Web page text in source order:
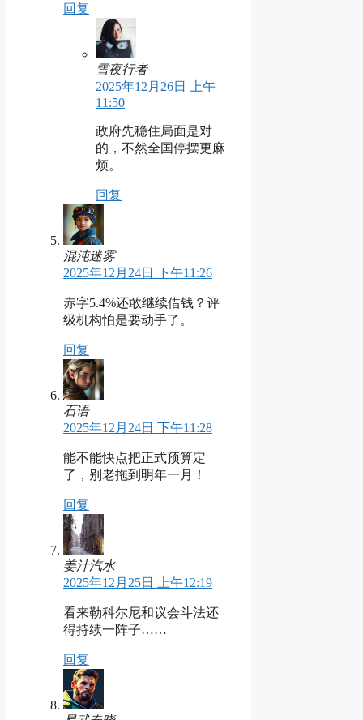
回复
雪夜行者
2025年12月26日 上午
11:50
政府先稳住局面是对
的，不然全国停摆更麻
烦。
回复
混沌迷雾
2025年12月24日 下午11:26
赤字5.4%还敢继续借钱？评
级机构怕是要动手了。
回复
石语
2025年12月24日 下午11:28
能不能快点把正式预算定
了，别老拖到明年一月！
回复
姜汁汽水
2025年12月25日 上午12:19
看来勒科尔尼和议会斗法还
得持续一阵子……
回复